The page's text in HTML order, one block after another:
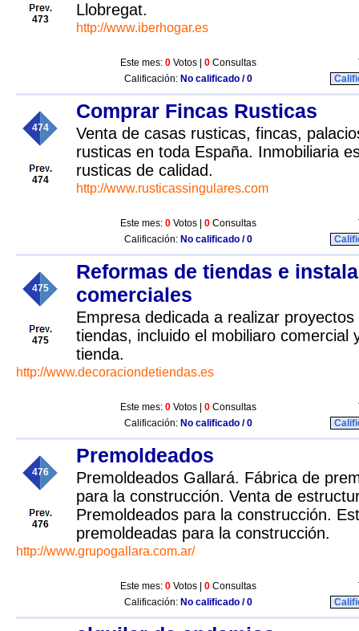
473
Llobregat.
http://www.iberhogar.es
Este mes: 0 Votos | 0 Consultas
Calificación: No calificado / 0
474
474
Comprar Fincas Rusticas
Venta de casas rusticas, fincas,
rusticas en toda España. Inmobiliaria
rusticas de calidad.
http://www.rusticassingulares.com
Este mes: 0 Votos | 0 Consultas
Calificación: No calificado / 0
475
475
Reformas de tiendas e
comerciales
Empresa dedicada a realizar
tiendas, incluido el mobiliaro comercial
tienda.
http://www.decoraciondetiendas.es
Este mes: 0 Votos | 0 Consultas
Calificación: No calificado / 0
476
476
Premoldeados
Premoldeados Gallará. Fábrica de
para la construcción. Venta de
Premoldeados para la construcción.
premoldeadas para la construcción.
http://www.grupogallara.com.ar/
Este mes: 0 Votos | 0 Consultas
Calificación: No calificado / 0